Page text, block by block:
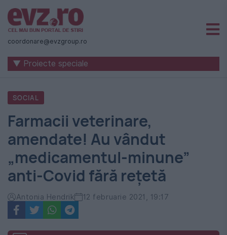
Știri
naționale
internaționale
România
-
Evenimentul
Zilei
coordonare@evzgroup.ro
▼ Proiecte speciale
SOCIAL
Farmacii veterinare,
amendate! Au vândut
„medicamentul-minune”
anti-Covid fără reţetă
Antonia Hendrik 12 februarie 2021, 19:17